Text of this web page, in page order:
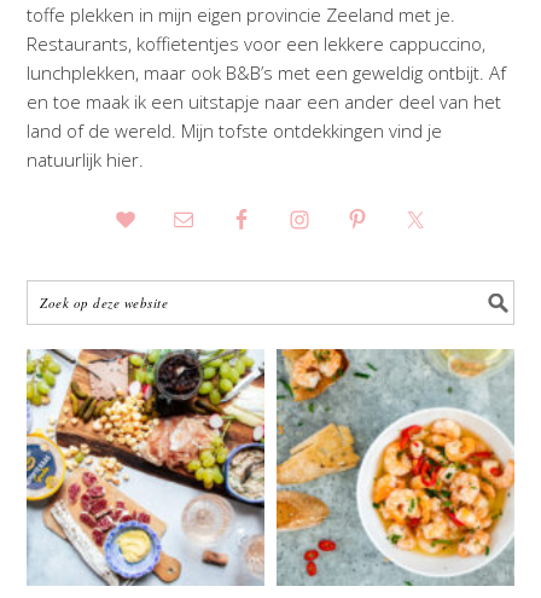
toffe plekken in mijn eigen provincie Zeeland met je.
Restaurants, koffietentjes voor een lekkere cappuccino,
lunchplekken, maar ook B&B’s met een geweldig ontbijt. Af
en toe maak ik een uitstapje naar een ander deel van het
land of de wereld. Mijn tofste ontdekkingen vind je
natuurlijk hier.